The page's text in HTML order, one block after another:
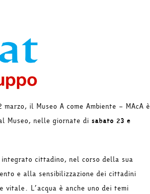
il Museo A come Ambiente – MAcA è
Museo, nelle giornate di sabato 23 e
integrato cittadino, nel corso della sua
e alla sensibilizzazione dei cittadini
vitale. L’acqua è anche uno dei temi